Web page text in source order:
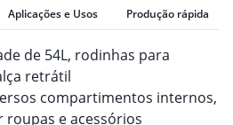
Aplicações e Usos Produção rápida
de 54L, rodinhas para
retrátil
compartimentos internos,
roupas e acessórios